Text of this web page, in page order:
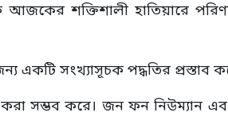
শক্তিশালী হাতিয়ারে
সংখ্যাসূচক পদ্ধতির প্রস্তাব
সম্ভব করে। জন ফন নিউম্যান